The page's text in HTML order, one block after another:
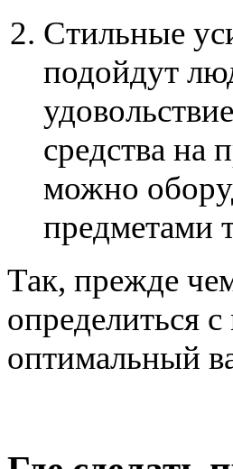
Стильные
подойдут
средства на
можно
предметами
Так, прежде
определиться
оптимальный